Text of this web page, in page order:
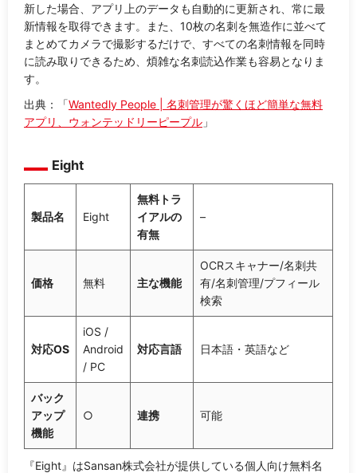
新した場合、アプリ上のデータも自動的に更新され、常に最
新情報を取得できます。また、10枚の名刺を無造作に並べて
まとめてカメラで撮影するだけで、すべての名刺情報を同時
に読み取りできるため、煩雑な名刺読込作業も容易となりま
す。
出典：「Wantedly People | 名刺管理が驚くほど簡単な無料
アプリ、ウォンテッドリーピープル 」
Eight
製品名 Eight
無料トラ
イアルの
有無
–
価格 無料 主な機能
OCRスキャナー/名刺共
有/名刺管理/プフィール
検索
対応OS
iOS /
Android
/ PC
対応言語 日本語・英語など
バック
アップ
機能
○ 連携 可能
『Eight』はSansan株式会社が提供している個人向け無料名